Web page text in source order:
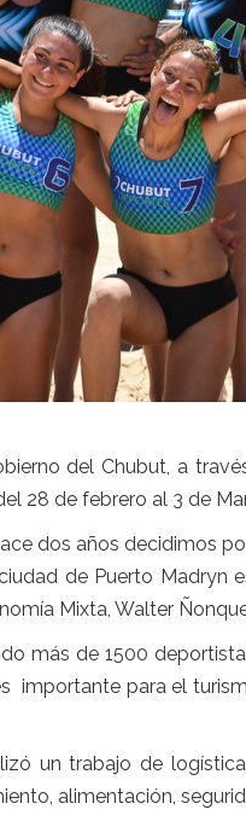
del Chubut, a
28 de febrero al 3 de
dos años decidimos
de Puerto Madryn
Mixta, Walter
más de 1500
importante para el
un trabajo de
alimentación,